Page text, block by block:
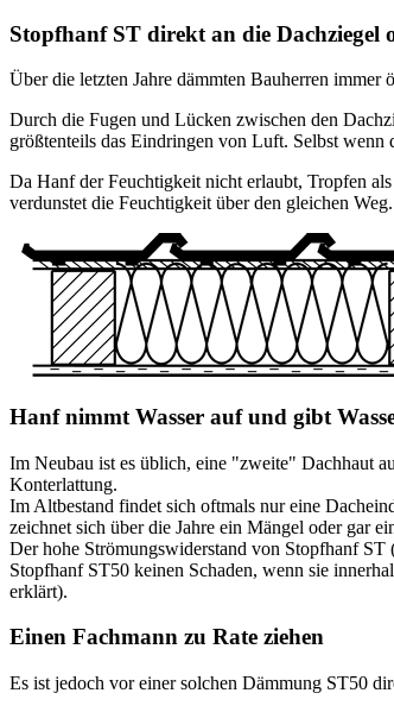
Stopfhanf ST direkt an die Dachziegel
Über die letzten Jahre dämmten Bauherren
Durch die Fugen und Lücken zwischen den
größtenteils das Eindringen von Luft. Selbst wenn
Da Hanf der Feuchtigkeit nicht erlaubt, Tropfen
verdunstet die Feuchtigkeit über den gleichen Weg.
Hanf nimmt Wasser auf und gibt
Im Neubau ist es üblich, eine "zweite" Dachhaut
Konterlattung.
Im Altbestand findet sich oftmals nur eine
zeichnet sich über die Jahre ein Mängel oder gar
Der hohe Strömungswiderstand von Stopfhanf
Stopfhanf ST50 keinen Schaden, wenn sie
erklärt).
Einen Fachmann zu Rate ziehen
Es ist jedoch vor einer solchen Dämmung ST50